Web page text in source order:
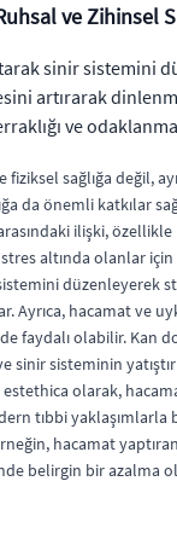
ve Zihinsel
sinir sistemini
artırarak
ve
fiziksel sağlığa değil,
da önemli katkılar
ilişki, özellikle
altında olanlar
düzenleyerek
Ayrıca, hacamat ve
faydalı olabilir. Kan
sinir sisteminin
estethica olarak,
tıbbi
hacamat
belirgin bir azalma